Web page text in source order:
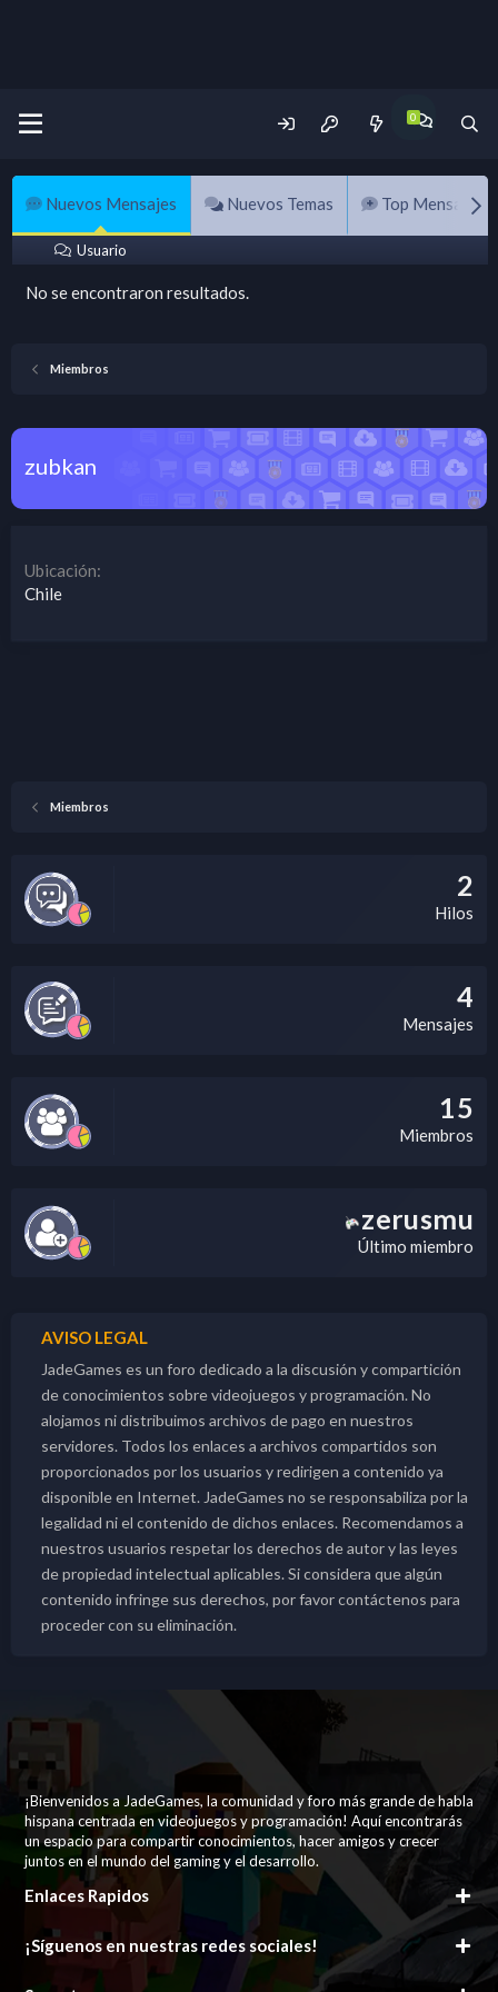
Nuevos Mensajes Nuevos Temas Top Mensajes
Usuario
No se encontraron resultados.
Miembros
zubkan
Ubicación
Chile
Miembros
2
Hilos
4
Mensajes
15
Miembros
zerusmu
Último miembro
AVISO LEGAL
JadeGames es un foro dedicado a la discusión y compartición
de conocimientos sobre videojuegos y programación. No
alojamos ni distribuimos archivos de pago en nuestros
servidores. Todos los enlaces a archivos compartidos son
proporcionados por los usuarios y redirigen a contenido ya
disponible en Internet. JadeGames no se responsabiliza por la
legalidad ni el contenido de dichos enlaces. Recomendamos a
nuestros usuarios respetar los derechos de autor y las leyes
de propiedad intelectual aplicables. Si considera que algún
contenido infringe sus derechos, por favor contáctenos para
proceder con su eliminación.
¡Bienvenidos a JadeGames, la comunidad y foro más grande de habla
hispana centrada en videojuegos y programación! Aquí encontrarás
un espacio para compartir conocimientos, hacer amigos y crecer
juntos en el mundo del gaming y el desarrollo.
Enlaces Rapidos
¡Síguenos en nuestras redes sociales!